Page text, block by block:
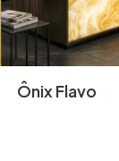
Ônix Flavo